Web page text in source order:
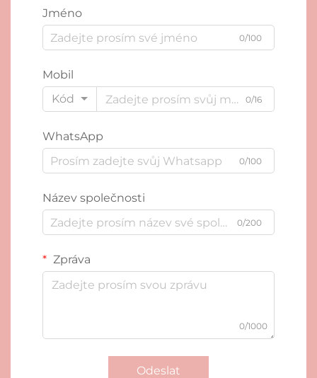
Jméno
0/100
Mobil
Kód
0/16
WhatsApp
0/100
Název společnosti
0/200
Zpráva
0/1000
Odeslat